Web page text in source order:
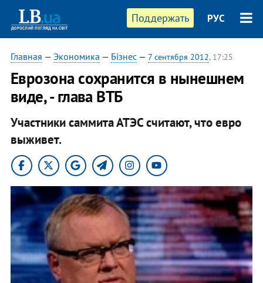
Поддержать РУС
Главная — Экономика — Бізнес— 7 сентября 2012, 17:25
Еврозона сохранится в нынешнем
виде, - глава ВТБ
Участники саммита АТЭС считают, что евро
выживет.